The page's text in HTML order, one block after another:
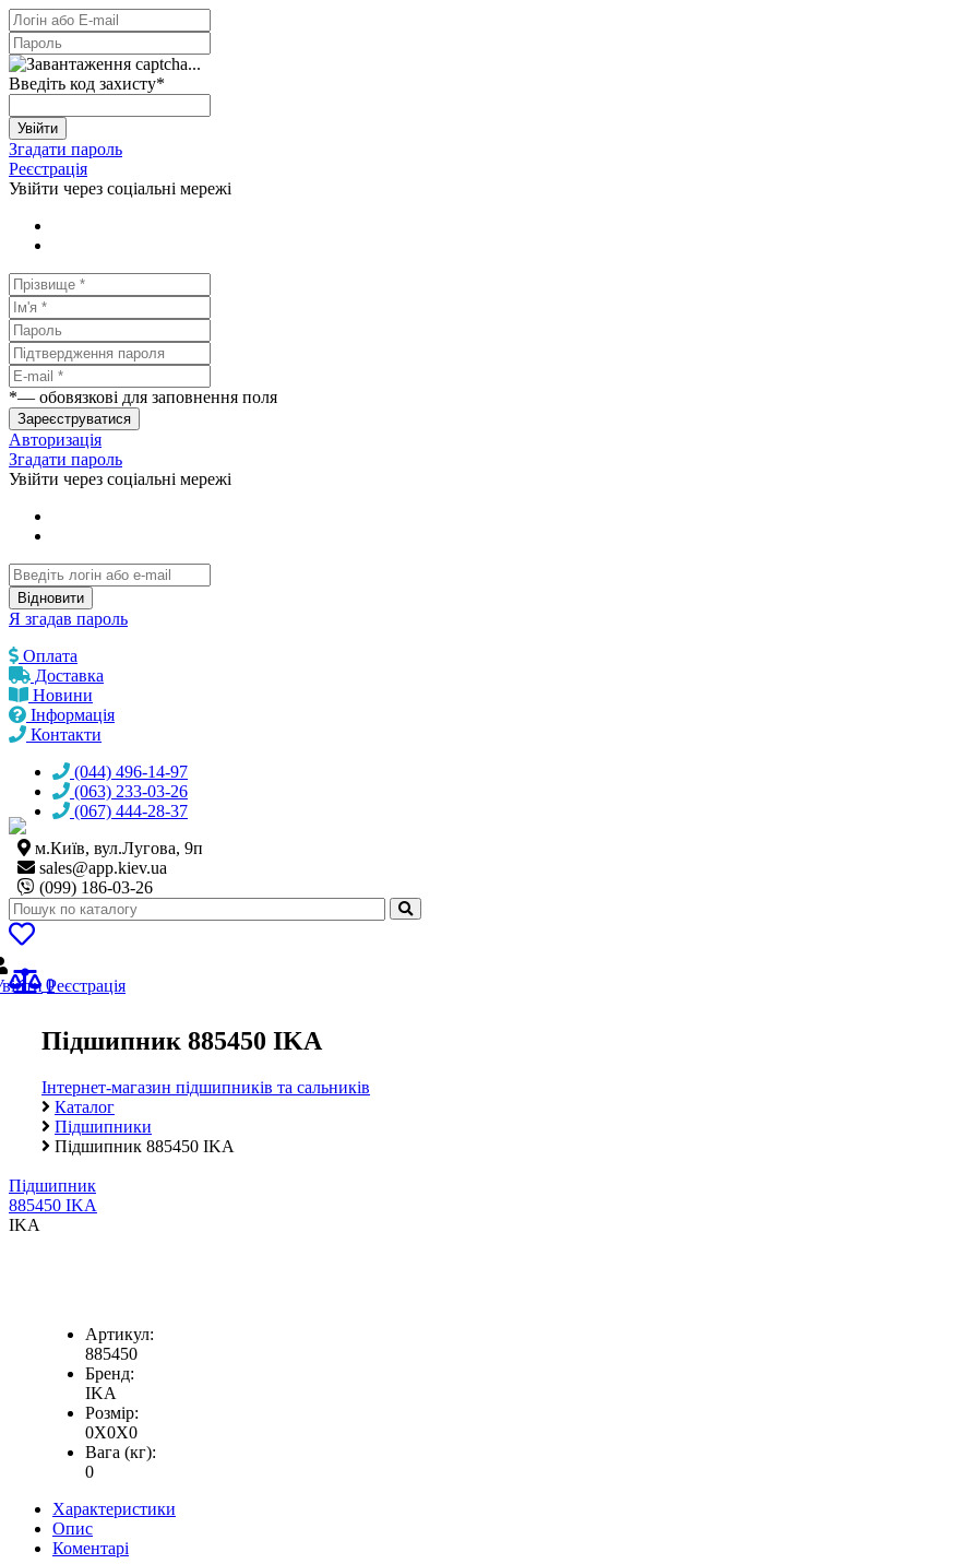
Введіть код захисту*
Увійти
Згадати пароль
Реєстрація
Увійти через соціальні мережі
*— обовязкові для заповнення поля
Зареєструватися
Авторизація
Згадати пароль
Увійти через соціальні мережі
Відновити
Я згадав пароль
Оплата
Доставка
Новини
Інформація
Контакти
(044) 496-14-97
(063) 233-03-26
(067) 444-28-37
м.Київ, вул.Лугова, 9п
sales@app.kiev.ua
(099) 186-03-26
0
Реєстрація
Підшипник 885450 IKA
Інтернет-магазин підшипників та сальників
Каталог
Підшипники
Підшипник 885450 IKA
Підшипник
885450 IKA
IKA
Артикул:
885450
Бренд:
IKA
Розмір:
0X0X0
Вага (кг):
0
Характеристики
Опис
Коментарі